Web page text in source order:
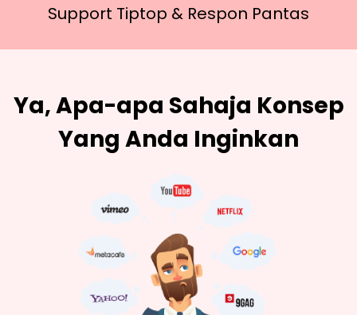
Support Tiptop & Respon Pantas
Ya, Apa-apa Sahaja Konsep
Yang Anda Inginkan